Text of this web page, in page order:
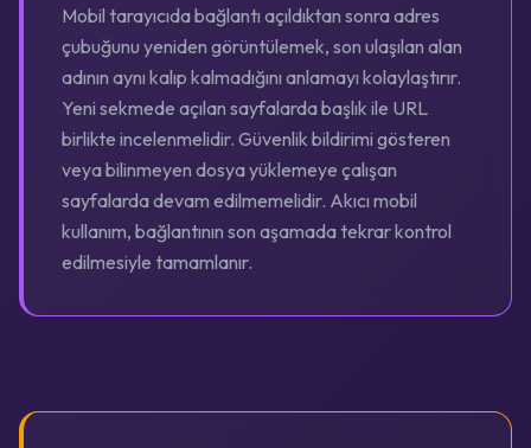
Mobil tarayıcıda bağlantı açıldıktan sonra adres
çubuğunu yeniden görüntülemek, son ulaşılan alan
adının aynı kalıp kalmadığını anlamayı kolaylaştırır.
Yeni sekmede açılan sayfalarda başlık ile URL
birlikte incelenmelidir. Güvenlik bildirimi gösteren
veya bilinmeyen dosya yüklemeye çalışan
sayfalarda devam edilmemelidir. Akıcı mobil
kullanım, bağlantının son aşamada tekrar kontrol
edilmesiyle tamamlanır.